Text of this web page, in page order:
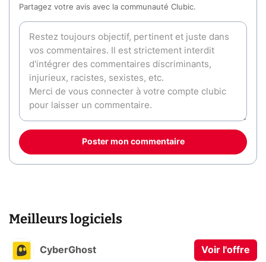
Partagez votre avis avec la communauté Clubic.
Poster mon commentaire
Meilleurs logiciels
CyberGhost Voir l'offre